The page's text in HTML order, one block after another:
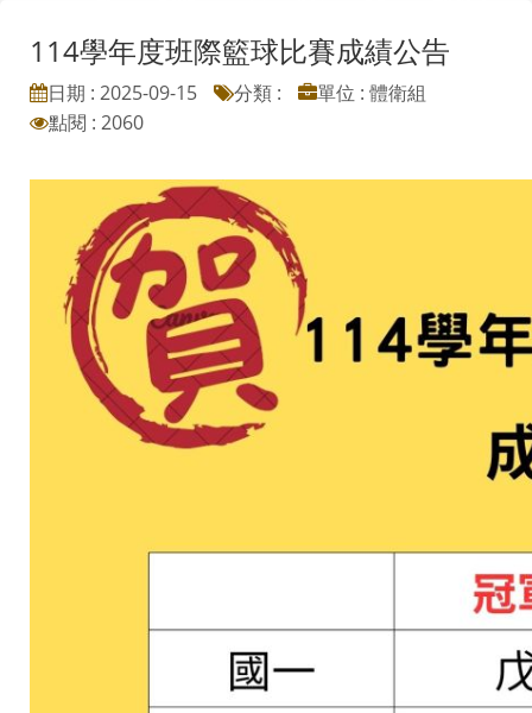
114學年度班際籃球比賽成績公告
日期 : 2025-09-15 分類 :
單位 : 體衛組
點閱 : 2060